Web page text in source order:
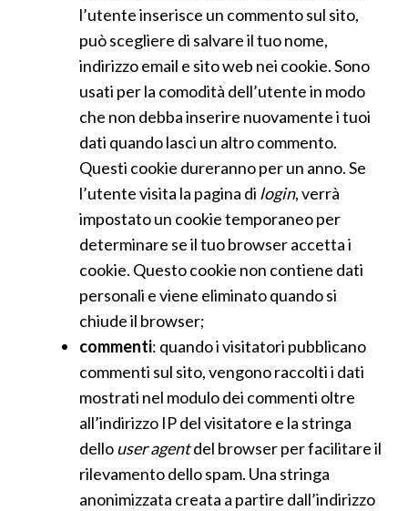
l’utente inserisce un commento sul sito,
può scegliere di salvare il tuo nome,
indirizzo email e sito web nei cookie. Sono
usati per la comodità dell’utente in modo
che non debba inserire nuovamente i tuoi
dati quando lasci un altro commento.
Questi cookie dureranno per un anno. Se
l’utente visita la pagina di login, verrà
impostato un cookie temporaneo per
determinare se il tuo browser accetta i
cookie. Questo cookie non contiene dati
personali e viene eliminato quando si
chiude il browser;
commenti: quando i visitatori pubblicano
commenti sul sito, vengono raccolti i dati
mostrati nel modulo dei commenti oltre
all’indirizzo IP del visitatore e la stringa
dellouser agentdel browser per facilitare il
rilevamento dello spam. Una stringa
anonimizzata creata a partire dall’indirizzo